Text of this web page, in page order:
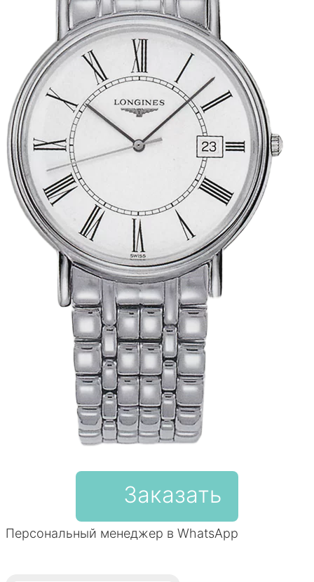
Заказать
Персональный менеджер в WhatsApp